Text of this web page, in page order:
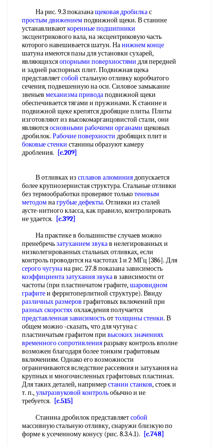
На рис. 9.3 показанащековая дробилкас
простым движениемподвижной щеки. В станине
устанавливаюткоренные подшипники
эксцентрикового вала, на эксцентриковую часть
которого навешивается шатун. Нанижнем конце
шатуна имеются пазы для установки сухарей,
являющихсяопорными поверхностями для передней
и задней распорных плит. Подвижная щека
представляетсобой стальную отливку коробчатого
сечения, подвешенную на оси. Силовое замыкание
звеньев механизма приводаподвижной щеки
обеспечивается тягами и пружинами. К станине и
подвижной щеке крепятся дробящие плиты. Плиты
изготовляют из высокомарганцовистой стали, они
являютсяосновными рабочими органами щековых
дробилок. Рабочие поверхности дробящих плит и
боковые стенки станины образуют камеру
дробления.
[c.209]
В отливках из сплавов алюминиядопускается
более крупнозернистая структура. Стальные отливки
без термообработки проверяют толькотеневым
методомнагрубые дефекты. Отливки из сталей
аусте-нитного класса, как правило, контролировать
не удается.
[c.392]
На практике в большинстве случаев можно
пренебречьзатуханием звукав нелегированных и
низколегированных стальных отливках, если
контроль проводится на частотах 1 и 2 МГц [386]. Для
серого чугунана рис. 27.8 показана зависимость
коэффициента затухания звукав зависимости от
частоты (при пластинчатом графите,шаровидном
графитеи ферритоперлитной структуре). Ввиду
различных размеров графитовых включений при
разных скоростяхохлаждения получается
представленная зависимостьоттолщины стенки. В
общем можно -сказать, что для чугуна с
пластинчатым графитом при высоких значениях
временного сопротивленияразрыву контроль вполне
возможен благодаря более тонким графитовым
включениям. Однако его возможности
ограничиваются вследствие рассеяния и затухания на
крупных и многочисленных графитовых пластинах.
Для таких деталей, напримерстанин станков, стоек и
т. п.,ультразвуковой контрольобычно и не
требуется.
[c.515]
Станина дробилок представляетсобой
массивную стальную отливку, снаружи близкую по
форме к усеченному конусу (рис. 8.3.4.1).
[c.748]